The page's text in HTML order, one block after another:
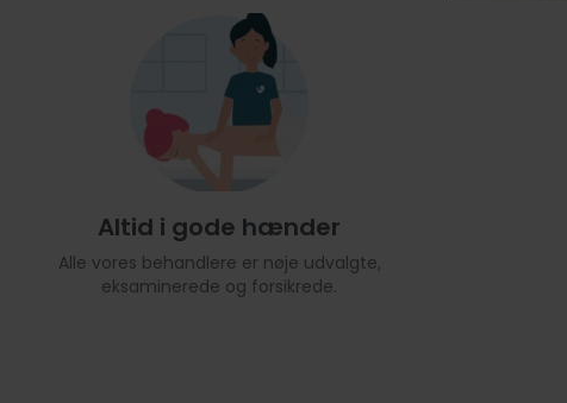
Altid i gode hænder
Alle vores behandlere er nøje udvalgte,
eksaminerede og forsikrede.